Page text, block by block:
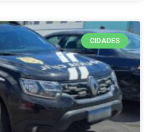
CIDADES